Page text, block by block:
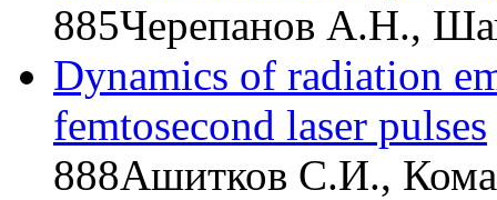
885Черепанов А.Н.,
Dynamics of radiation
femtosecond laser pulses
888Ашитков С.И.,